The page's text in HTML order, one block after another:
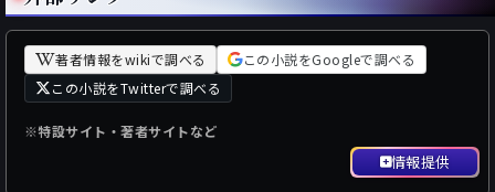
著者情報をwikiで調べる
この小説をGoogleで調べる
この小説をTwitterで調べる
※特設サイト・著者サイトなど
情報提供